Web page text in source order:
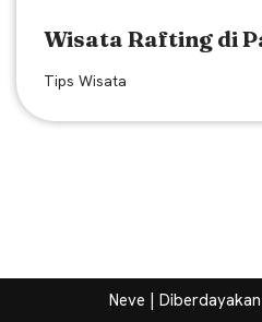
Wisata Rafting di
Tips Wisata
Neve |